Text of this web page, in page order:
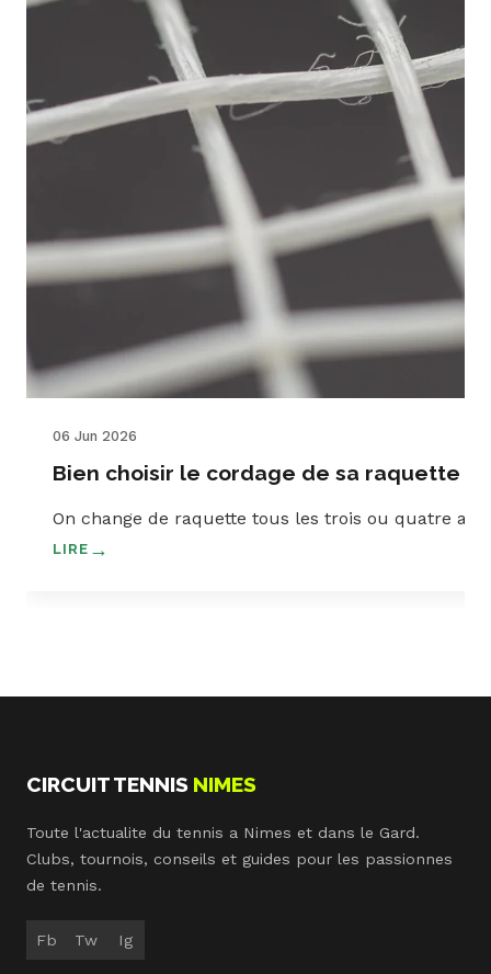
06 Jun 2026
Bien choisir le cordage de sa raquette :
On change de raquette tous les trois ou quatre
LIRE
CIRCUIT TENNIS NIMES
Toute l'actualite du tennis a Nimes et dans le Gard.
Clubs, tournois, conseils et guides pour les passionnes
de tennis.
Fb Tw Ig